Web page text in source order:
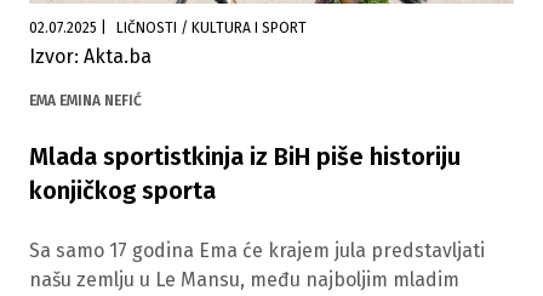
02.07.2025 LIČNOSTI / KULTURA I SPORT
Izvor: Akta.ba
EMA EMINA NEFIĆ
Mlada sportistkinja iz BiH piše historiju
konjičkog sporta
Sa samo 17 godina Ema će krajem jula predstavljati
našu zemlju u Le Mansu, među najboljim mladim